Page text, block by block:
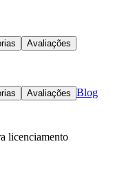
Avaliações
Avaliações Blog
licenciamento